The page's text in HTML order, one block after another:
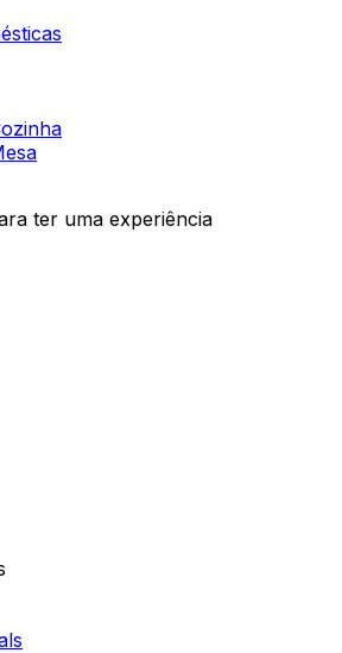
ter uma experiência